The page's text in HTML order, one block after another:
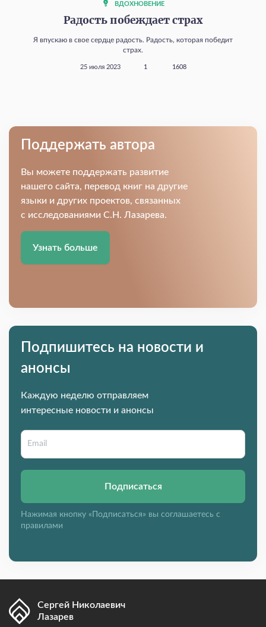
ВДОХНОВЕНИЕ
Радость побеждает страх
Я впускаю в свое сердце радость. Радость, которая победит
страх.
25 июля 2023 1 1608
Поддержать автора
Вы можете поддержать развитие
нашего сайта, перевод книг на другие
языки и других проектов, связанных
с исследованиями С.Н. Лазарева.
Узнать больше
Подпишитесь на новости и
анонсы
Каждую неделю отправляем
интересные новости и анонсы
Подписаться
Нажимая кнопку «Подписаться» вы соглашаетесь с
правилами
Сергей Николаевич
Лазарев